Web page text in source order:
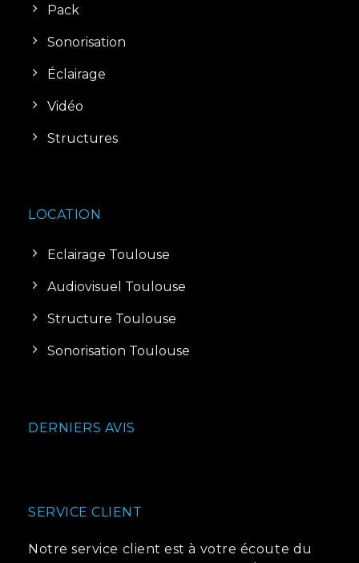
Pack
Sonorisation
Éclairage
Vidéo
Structures
LOCATION
Eclairage Toulouse
Audiovisuel Toulouse
Structure Toulouse
Sonorisation Toulouse
DERNIERS AVIS
SERVICE CLIENT
Notre service client est à votre écoute du